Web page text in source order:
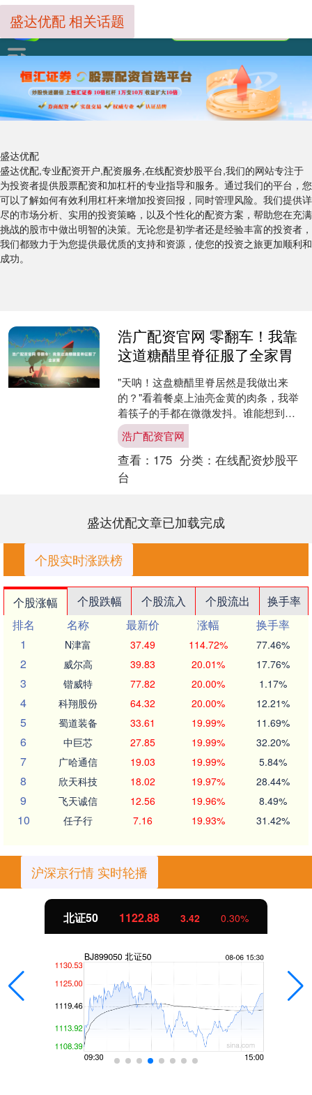
盛达优配
盛达优配,专业配资开户,配资服务,在线配资炒股平台,我们的网站专注于
为投资者提供股票配资和加杠杆的专业指导和服务。通过我们的平台，您
可以了解如何有效利用杠杆来增加投资回报，同时管理风险。我们提供详
尽的市场分析、实用的投资策略，以及个性化的配资方案，帮助您在充满
挑战的股市中做出明智的决策。无论您是初学者还是经验丰富的投资者，
我们都致力于为您提供最优质的支持和资源，使您的投资之旅更加顺利和
成功。
盛达优配 相关话题
浩广配资官网 零翻车！我靠
这道糖醋里脊征服了全家胃
"天呐！这盘糖醋里脊居然是我做出来
的？"看着餐桌上油亮金黄的肉条，我举
着筷子的手都在微微发抖。谁能想到，
三个月前那个把煎蛋变成"黑炭陨石"的厨
房杀手，如今竟端出....
浩广配资官网
查看： 175 分类： 在线配资炒股平
台
盛达优配文章已加载完成
个股实时涨跌榜
个股涨幅 个股跌幅 个股流入 个股流出
换手率
排名
名称 最新价 涨幅
换手率
1
N津富 37.49 114.72% 77.46%
2 威尔高 39.83 20.01% 17.76%
3 锴威特 77.82 20.00% 1.17%
4 科翔股份 64.32 20.00% 12.21%
5 蜀道装备 33.61 19.99% 11.69%
6 中巨芯 27.85 19.99% 32.20%
7 广哈通信 19.03 19.99% 5.84%
8 欣天科技 18.02 19.97% 28.44%
9 飞天诚信 12.56 19.96% 8.49%
10 任子行 7.16 19.93% 31.42%
沪深京行情 实时轮播
北证50 1122.88 3.42 0.30%